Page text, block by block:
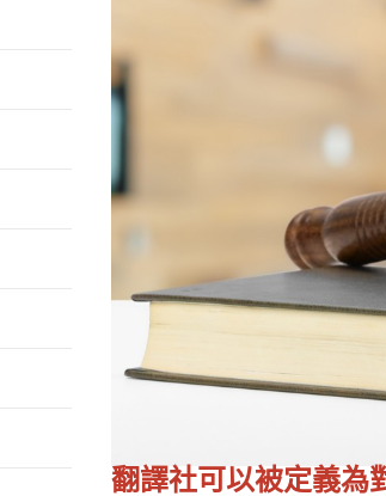
翻譯社可以被定義為